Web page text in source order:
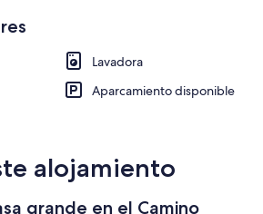
Lavadora
Aparcamiento disponible
alojamiento
grande en el Camino